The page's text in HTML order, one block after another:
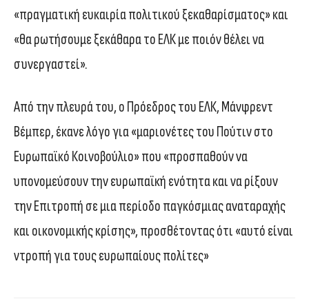
«πραγματική ευκαιρία πολιτικού ξεκαθαρίσματος» και
«θα ρωτήσουμε ξεκάθαρα το ΕΛΚ με ποιόν θέλει να
συνεργαστεί».
Από την πλευρά του, ο Πρόεδρος του ΕΛΚ, Μάνφρεντ
Βέμπερ, έκανε λόγο για «μαριονέτες του Πούτιν στο
Ευρωπαϊκό Κοινοβούλιο» που «προσπαθούν να
υπονομεύσουν την ευρωπαϊκή ενότητα και να ρίξουν
την Επιτροπή σε μια περίοδο παγκόσμιας αναταραχής
και οικονομικής κρίσης», προσθέτοντας ότι «αυτό είναι
ντροπή για τους ευρωπαίους πολίτες»